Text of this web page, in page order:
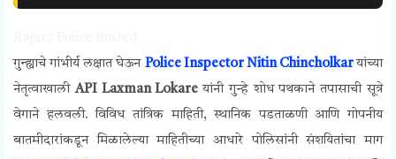
गुन्ह्याचे गांभीर्य लक्षात घेऊन Police Inspector Nitin Chincholkar यांच्या
नेतृत्वाखाली APILaxman Lokare यांनी गुन्हे शोध पथकाने तपासाची सूत्रे
वेगाने हलवली. विविध तांत्रिक माहिती, स्थानिक पडताळणी आणि गोपनीय
बातमीदारांकडून मिळालेल्या माहितीच्या आधारे पोलिसांनी संशयितांचा माग